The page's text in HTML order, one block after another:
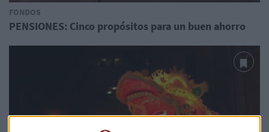
FONDOS
PENSIONES: Cinco propósitos para un buen ahorro